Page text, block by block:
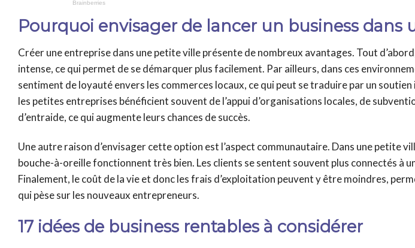
Pourquoi envisager de lancer un business dans
Créer une entreprise dans une petite ville présente de nombreux avantages. Tout
intense, ce qui permet de se démarquer plus facilement. Par ailleurs, dans ces
sentiment de loyauté envers les commerces locaux, ce qui peut se traduire par un
les petites entreprises bénéficient souvent de l’appui d’organisations locales, de
d’entraide, ce qui augmente leurs chances de succès.
Une autre raison d’envisager cette option est l’aspect communautaire. Dans une petite
bouche-à-oreille fonctionnent très bien. Les clients se sentent souvent plus connectés à
Finalement, le coût de la vie et donc les frais d’exploitation peuvent y être moindres,
qui pèse sur les nouveaux entrepreneurs.
17 idées de business rentables à considérer